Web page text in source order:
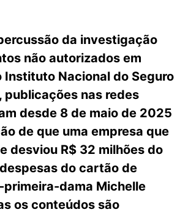
da investigação
não autorizados em
Instituto Nacional do Seguro
publicações nas redes
desde 8 de maio de 2025
de que uma empresa que
desviou R$ 32 milhões do
do cartão de
dama Michelle
os conteúdos são